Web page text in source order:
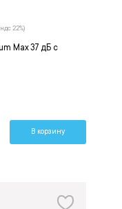
Max 37 дБ с
22%)
В корзину